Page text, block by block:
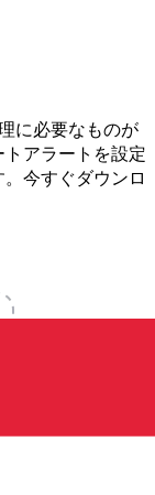
に必要なものが
アラートを設定
今すぐダウンロ